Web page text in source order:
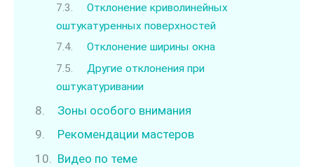
Отклонение криволинейных
оштукатуренных поверхностей
Отклонение ширины окна
Другие отклонения при
оштукатуривании
Зоны особого внимания
Рекомендации мастеров
Видео по теме